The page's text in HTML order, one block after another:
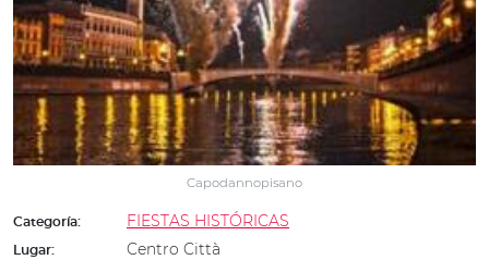
Capodannopisano
Categoría: FIESTAS HISTÓRICAS
Lugar: Centro Città